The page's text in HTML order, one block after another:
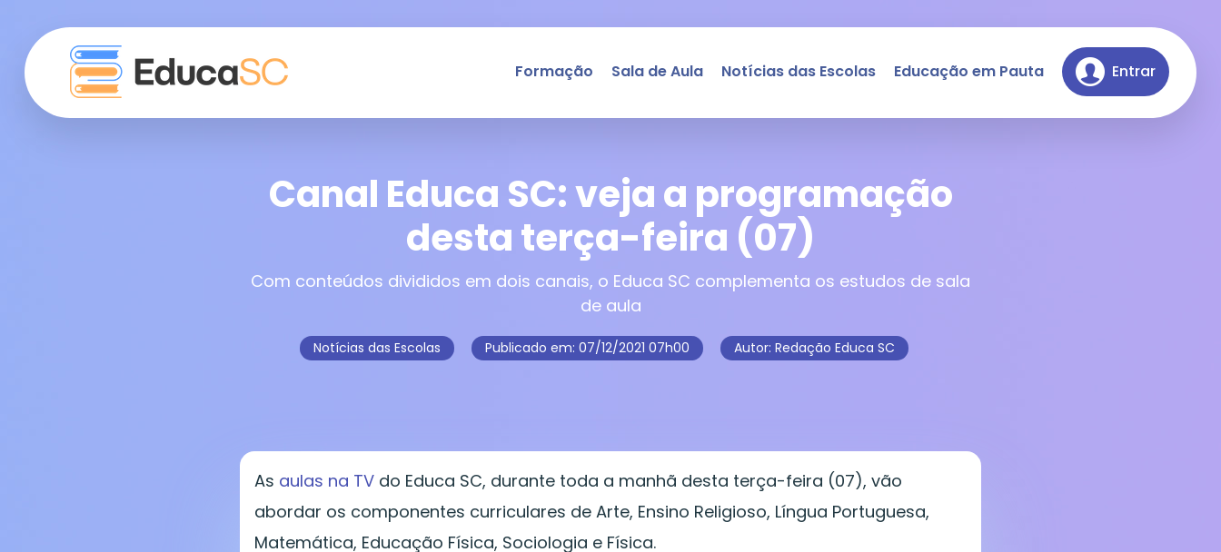
Formação Sala de Aula Notícias das Escolas Educação em Pauta Entrar
Canal Educa SC: veja a programação
desta terça-feira (07)
Com conteúdos divididos em dois canais, o Educa SC complementa os estudos de sala
de aula
Notícias das Escolas Publicado em: 07/12/2021 07h00 Autor: Redação Educa SC
As aulas na TV do Educa SC, durante toda a manhã desta terça-feira (07), vão
abordar os componentes curriculares de Arte, Ensino Religioso, Língua Portuguesa,
Matemática, Educação Física, Sociologia e Física.